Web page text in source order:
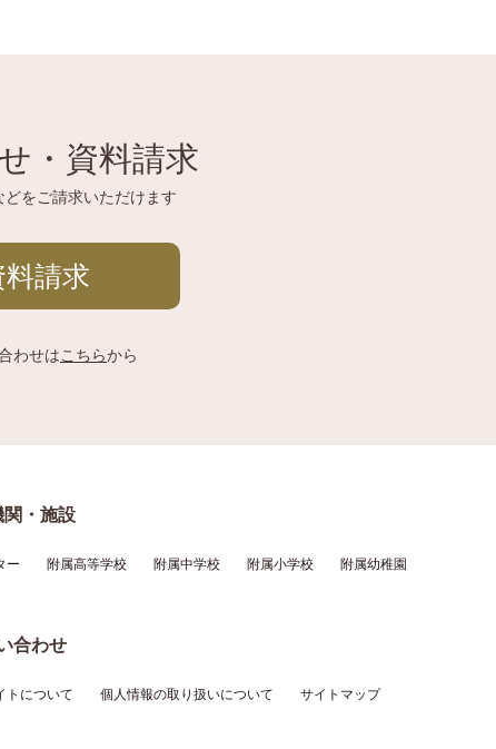
・資料請求
をご請求いただけます
料請求
わせはこちらから
関・施設
ー 附属高等学校 附属中学校 附属小学校 附属幼稚園
合わせ
トについて 個人情報の取り扱いについて サイトマップ